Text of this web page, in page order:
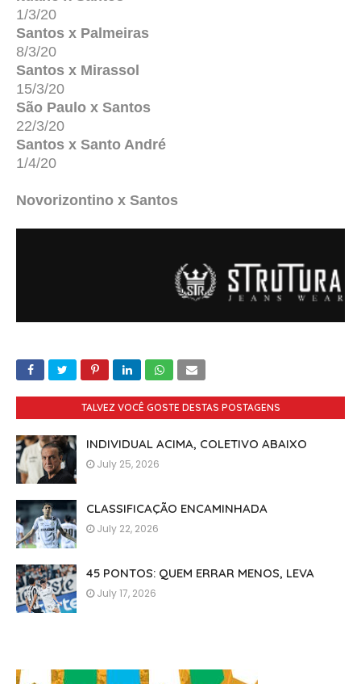
1/3/20
Santos x Palmeiras
8/3/20
Santos x Mirassol
15/3/20
São Paulo x Santos
22/3/20
Santos x Santo André
1/4/20
Novorizontino x Santos
TALVEZ VOCÊ GOSTE DESTAS POSTAGENS
INDIVIDUAL ACIMA, COLETIVO ABAIXO
July 25, 2026
CLASSIFICAÇÃO ENCAMINHADA
July 22, 2026
45 PONTOS: QUEM ERRAR MENOS, LEVA
July 17, 2026